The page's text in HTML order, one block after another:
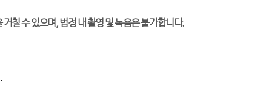
거칠 수 있으며 ,법정 내 촬영 및 녹음은 불가합니다.
.